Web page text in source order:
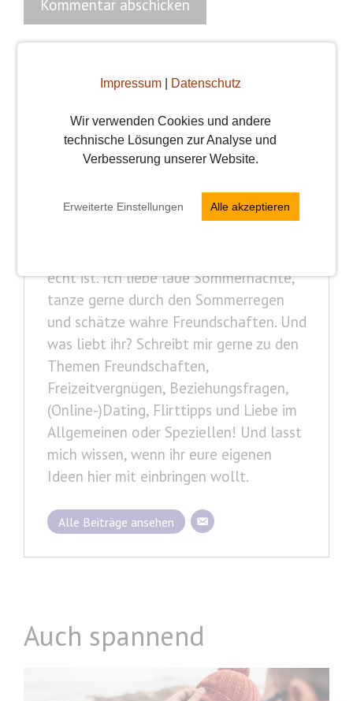
Impressum| Datenschutz
Wir verwenden Cookies und andere
technische Lösungen zur Analyse und
Verbesserung unserer Website.
Erweiterte Einstellungen Alle akzeptieren
Nadine
echt ist. Ich liebe laue Sommernächte,
tanze gerne durch den Sommerregen
und schätze wahre Freundschaften. Und
was liebt ihr? Schreibt mir gerne zu den
Themen Freundschaften,
Freizeitvergnügen, Beziehungsfragen,
(Online-)Dating, Flirttipps und Liebe im
Allgemeinen oder Speziellen! Und lasst
mich wissen, wenn ihr eure eigenen
Ideen hier mit einbringen wollt.
Alle Beiträge ansehen
Auch spannend